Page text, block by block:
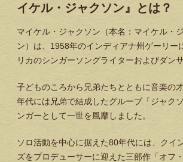
イケル・ジャクソン』とは？
マイケル・ジャクソン（本名：マイケル・
ン）は、1958年のインディアナ州ゲーリー
リカのシンガーソングライターおよびダンサ
子どものころから兄弟たちとともに音楽の
年代には兄弟で結成したグループ「ジャク
ンガーとして一世を風靡しました。
ソロ活動を中心に据えた80年代には、クイ
ズをプロデューサーに迎えた三部作「オフ